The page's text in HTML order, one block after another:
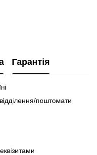
Гарантія
поштомати